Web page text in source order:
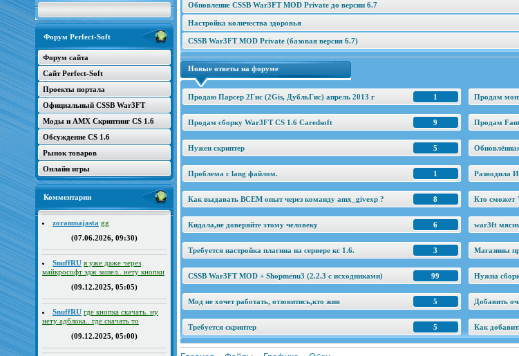
Форум Perfect-Soft
Форум сайта
Сайт Perfect-Soft
Проекты портала
Официальный CSSB War3FT
Моды и AMX Скриптинг CS 1.6
Обсуждение CS 1.6
Рынок товаров
Онлайн игры
Комментарии
zoranmajasta gg
(07.06.2026, 09:30)
SnuffRU я уже даже через
майкрософт эдж зашел.. нету кнопки
(09.12.2025, 05:05)
SnuffRU где кнопка скачать. ну
нету адблока.. где скачать то
(09.12.2025, 05:00)
Обновление CSSB War3FT MOD Private до версии 6.7
Настройка количества здоровья
CSSB War3FT MOD Private (базовая версия 6.7)
Новые ответы на форуме
1
Продаю Парсер 2Гис (2Gis, ДубльГис) апрель 2013 г Продам
9
Продам сборку War3FT CS 1.6 Caredsoft Продам
5
Нужен скриптер
1
Проблема с lang файлом. Разводила
8
Как выдавать ВСЕМ опыт через команду amx_givexp ? Кто сможет
6
Кидала,не доверяйте этому человеку war3ft
3
Требуется настройка плагина на сервере кс 1.6. Магазины
99
CSSB War3FT MOD + Shopmenu3 (2.2.3 c исходниками) Нужна
5
Мод не хочет работать, отзовитись,кто жив Добавить
5
Требуется скриптер Как